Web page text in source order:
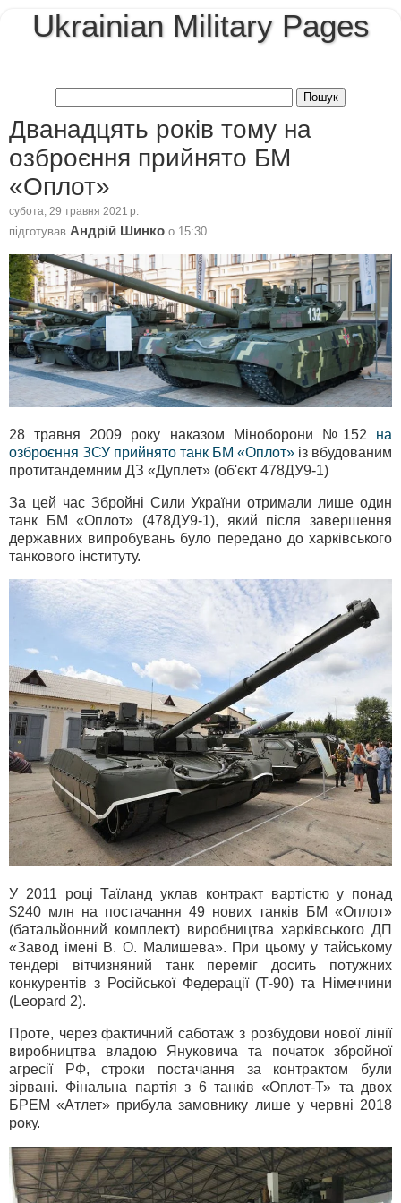
Ukrainian Military Pages
Дванадцять років тому на
озброєння прийнято БМ
«Оплот»
субота, 29 травня 2021 р.
підготував Андрій Шинко о 15:30
28 травня 2009 року наказом Міноборони №152 на
озброєння ЗСУ прийнято танк БМ «Оплот» із вбудованим
протитандемним ДЗ «Дуплет» (об'єкт 478ДУ9-1)
За цей час Збройні Сили України отримали лише один
танк БМ «Оплот» (478ДУ9-1), який після завершення
державних випробувань було передано до харківського
танкового інституту.
У 2011 році Таїланд уклав контракт вартістю у понад
$240 млн на постачання 49 нових танків БМ «Оплот»
(батальйонний комплект) виробництва харківського ДП
«Завод імені В. О. Малишева». При цьому у тайському
тендері вітчизняний танк переміг досить потужних
конкурентів з Російської Федерації (Т-90) та Німеччини
(Leopard 2).
Проте, через фактичний саботаж з розбудови нової лінії
виробництва владою Януковича та початок збройної
агресії РФ, строки постачання за контрактом були
зірвані. Фінальна партія з 6 танків «Оплот-Т» та двох
БРЕМ «Атлет» прибула замовнику лише у червні 2018
року.